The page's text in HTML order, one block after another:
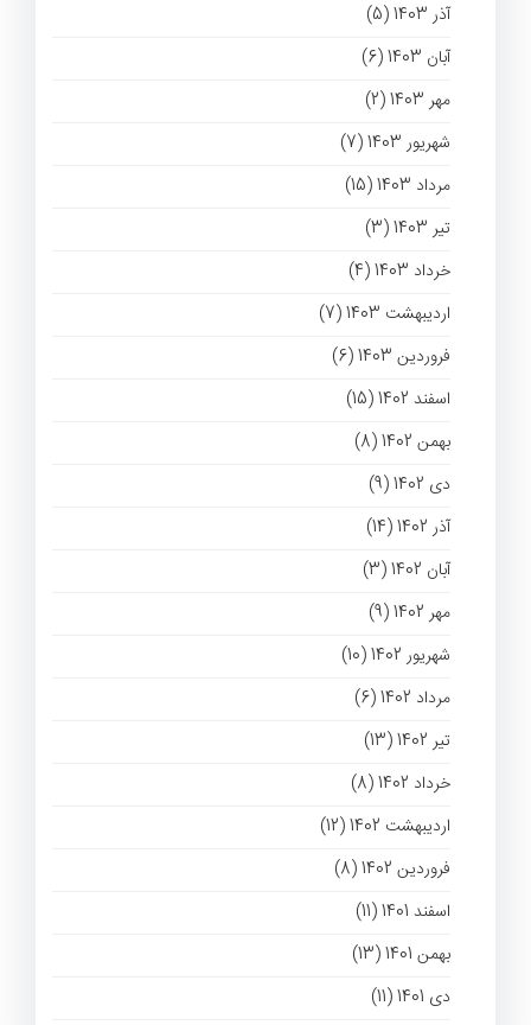
آذر 1403 (5)
آبان 1403 (6)
مهر 1403 (2)
شهریور 1403 (7)
مرداد 1403 (15)
تیر 1403 (3)
خرداد 1403 (4)
اردیبهشت 1403 (7)
فروردین 1403 (6)
اسفند 1402 (15)
بهمن 1402 (8)
دی 1402 (9)
آذر 1402 (14)
آبان 1402 (3)
مهر 1402 (9)
شهریور 1402 (10)
مرداد 1402 (6)
تیر 1402 (13)
خرداد 1402 (8)
اردیبهشت 1402 (12)
فروردین 1402 (8)
اسفند 1401 (11)
بهمن 1401 (13)
دی 1401 (11)